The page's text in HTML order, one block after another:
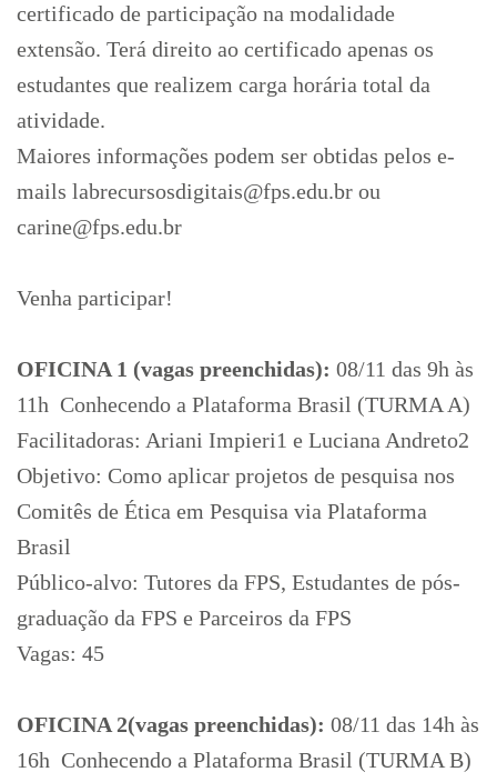
certificado de participação na modalidade
extensão. Terá direito ao certificado apenas os
estudantes que realizem carga horária total da
atividade.
Maiores informações podem ser obtidas pelos e-
mails labrecursosdigitais@fps.edu.br ou
carine@fps.edu.br
Venha participar!
OFICINA 1 (vagas preenchidas): 08/11 das 9h às
11h  Conhecendo a Plataforma Brasil (TURMA A)
Facilitadoras: Ariani Impieri1 e Luciana Andreto2
Objetivo: Como aplicar projetos de pesquisa nos
Comitês de Ética em Pesquisa via Plataforma
Brasil
Público-alvo: Tutores da FPS, Estudantes de pós-
graduação da FPS e Parceiros da FPS
Vagas: 45
OFICINA 2(vagas preenchidas): 08/11 das 14h às
16h  Conhecendo a Plataforma Brasil (TURMA B)